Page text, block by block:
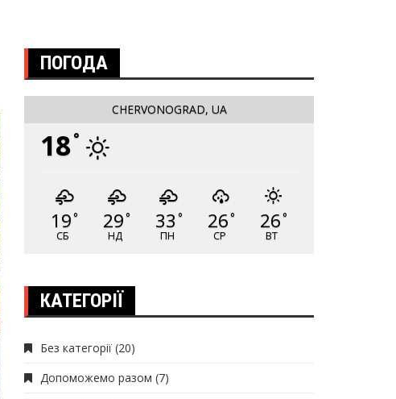
ПОГОДА
CHERVONOGRAD, UA
18°
19°
СБ
29°
НД
33 °
ПН
26°
СР
26°
ВТ
КАТЕГОРІЇ
Без категорії (20)
Допоможемо разом (7)